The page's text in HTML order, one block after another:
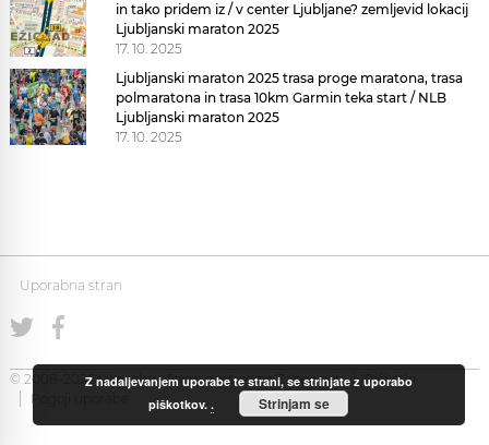
in tako pridem iz / v center Ljubljane? zemljevid lokacij
Ljubljanski maraton 2025
17. 10. 2025
Ljubljanski maraton 2025 trasa proge maratona, trasa
polmaratona in trasa 10km Garmin teka start / NLB
Ljubljanski maraton 2025
17. 10. 2025
Uporabna stran
© 2008-2026 Uporabna Stran gostuje naZabec.net
Piškotki
Pogoji uporabe
Z nadaljevanjem uporabe te strani, se strinjate z uporabo
piškotkov.. Strinjam se